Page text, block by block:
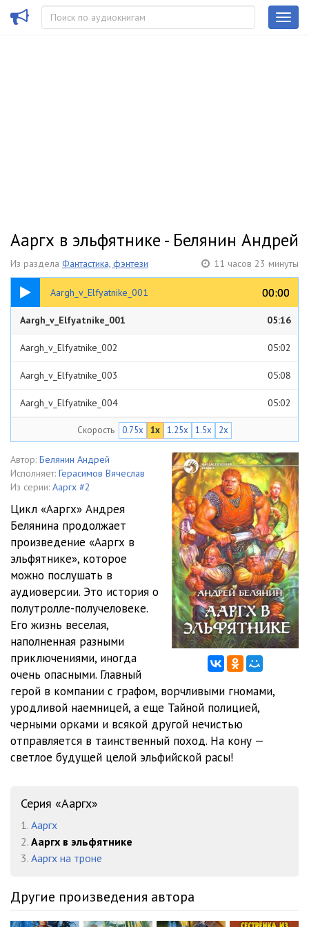
Ааргх в эльфятнике - Белянин Андрей
Из раздела Фантастика, фэнтези 11 часов 23 минуты
Aargh_v_Elfyatnike_001 00:00
00:00
05:16
Aargh_v_Elfyatnike_001 05:16
Aargh_v_Elfyatnike_002 05:02
Aargh_v_Elfyatnike_003 05:08
Aargh_v_Elfyatnike_004 05:02
Aargh_v_Elfyatnike_005
Aargh_v_Elfyatnike_006 05:03
Aargh_v_Elfyatnike_007 05:19
Aargh_v_Elfyatnike_008 05:07
Aargh_v_Elfyatnike_009 05:04
Aargh_v_Elfyatnike_010 05:03
Aargh_v_Elfyatnike_011 05:03
Aargh_v_Elfyatnike_012 05:14
Aargh_v_Elfyatnike_013 05:15
Aargh_v_Elfyatnike_014
Aargh_v_Elfyatnike_015
Aargh_v_Elfyatnike_016
Aargh_v_Elfyatnike_017
Aargh_v_Elfyatnike_020
Aargh_v_Elfyatnike_022
Скорость 0.75x 1x 1.25x 1.5x 2x
Автор: Белянин Андрей
Исполняет: Герасимов Вячеслав
Из серии: Ааргх #2
Цикл «Ааргх» Андрея
Белянина продолжает
произведение «Ааргх в
эльфятнике», которое
можно послушать в
аудиоверсии. Это история о
полутролле-получеловеке.
Его жизнь веселая,
наполненная разными
приключениями, иногда
очень опасными. Главный
герой в компании с графом, ворчливыми гномами,
уродливой наемницей, а еще Тайной полицией,
черными орками и всякой другой нечистью
отправляется в таинственный поход. На кону —
светлое будущей целой эльфийской расы!
Серия «Ааргх»
1. Ааргх
2. Ааргх в эльфятнике
3. Ааргх на троне
Другие произведения автора